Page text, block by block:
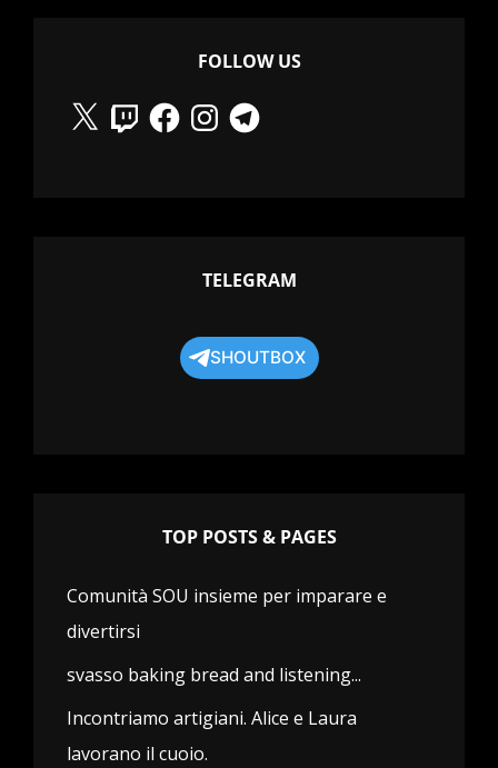
FOLLOW US
X
TwitchFacebookInstagramTelegram
TELEGRAM
SHOUTBOX
TOP POSTS & PAGES
Comunità SOU insieme per imparare e
divertirsi
svasso baking bread and listening...
Incontriamo artigiani. Alice e Laura
lavorano il cuoio.